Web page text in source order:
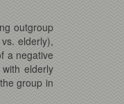
outgroup
elderly),
a negative
elderly
group in